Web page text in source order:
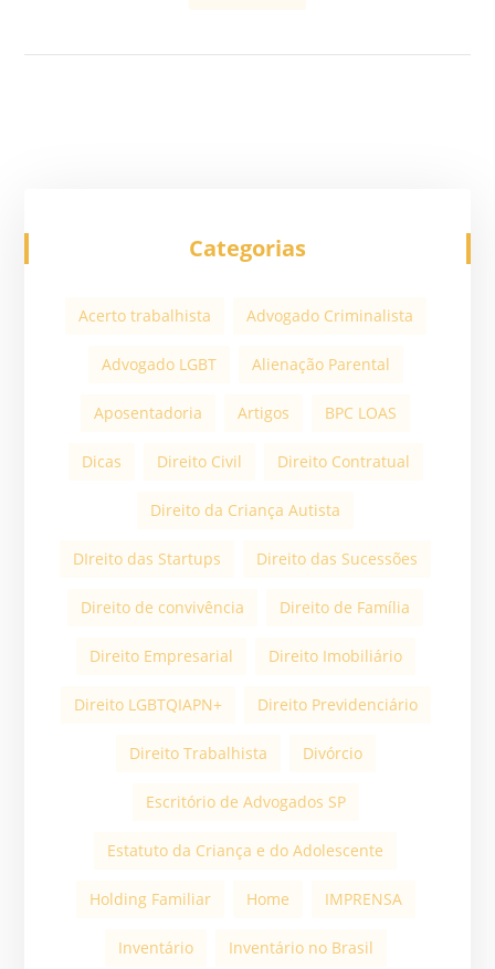
Categorias
Acerto trabalhista Advogado Criminalista
Advogado LGBT Alienação Parental
Aposentadoria Artigos BPC LOAS
Dicas Direito Civil Direito Contratual
Direito da Criança Autista
DIreito das Startups Direito das Sucessões
Direito de convivência Direito de Família
Direito Empresarial Direito Imobiliário
Direito LGBTQIAPN+ Direito Previdenciário
Direito Trabalhista Divórcio
Escritório de Advogados SP
Estatuto da Criança e do Adolescente
Holding Familiar Home IMPRENSA
Inventário Inventário no Brasil